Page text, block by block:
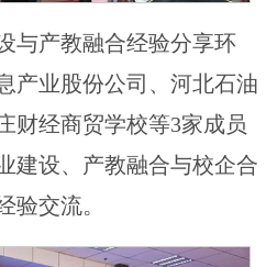
与产教融合经验分享环
产业股份公司、河北石油
财经商贸学校等3家成员
建设、产教融合与校企合
验交流。